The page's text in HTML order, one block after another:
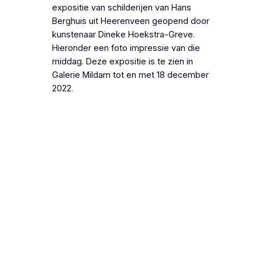
expositie van schilderijen van Hans
Berghuis uit Heerenveen geopend door
kunstenaar Dineke Hoekstra-Greve.
Hieronder een foto impressie van die
middag. Deze expositie is te zien in
Galerie Mildam tot en met 18 december
2022.